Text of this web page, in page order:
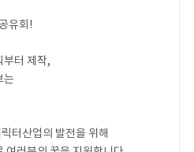
유회!
부터 제작,
는
터산업의 발전을 위해